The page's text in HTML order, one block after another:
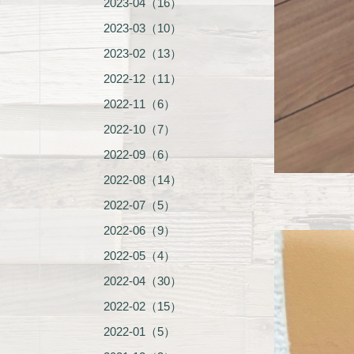
2023-04（16）
2023-03（10）
2023-02（13）
2022-12（11）
2022-11（6）
2022-10（7）
2022-09（6）
2022-08（14）
2022-07（5）
2022-06（9）
2022-05（4）
2022-04（30）
2022-02（15）
2022-01（5）